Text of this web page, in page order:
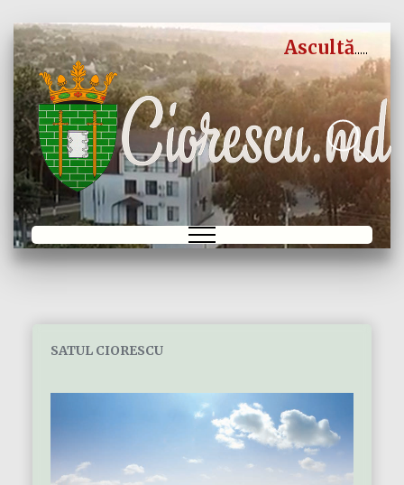
Ascultă
SATUL CIORESCU